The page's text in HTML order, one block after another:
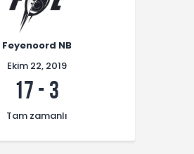
Feyenoord NB
Ekim 22, 2019
17 - 3
Tam zamanlı